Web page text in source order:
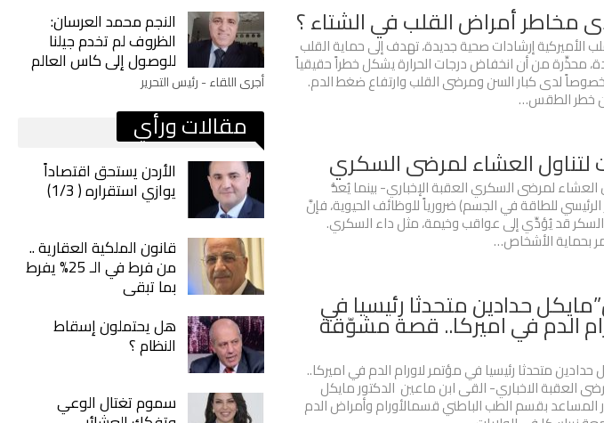
مخاطر أمراض القلب في الشتاء ؟
الأميركية إرشادات صحية جديدة، تهدف إلى حماية القلب
محذِّرة من أن انخفاض درجات الحرارة يشكل خطراً حقيقياً
لدى كبار السن ومرضى القلب وارتفاع ضغط الدم.
خطر الطقس…
العشاء لمرضى السكري
لمرضى السكري العقبة الإخباري- بينما يُعدُّ
للطاقة في الجسم) ضرورياً للوظائف الحيوية، فإنَّ
السكر قد يُؤدِّي إلى عواقب وخيمة، مثل داء السكري.
بحماية الأشخاص…
حدادين متحدثا رئيسيا في
الدم في اميركا.. قصة مشوّقة
متحدثا رئيسيا في مؤتمر لاورام الدم في اميركا..
الاخباري- القى ابن ماعين الدكتور مايكل
المساعد بقسم الطب الباطني قسمالأورام وأمراض الدم
النجم محمد العرسان:
الظروف لم تخدم جيلنا
للوصول إلى كاس العالم
أجرى اللقاء - رئيس التحرير
مقالات ورأي
الأردن يستحق اقتصاداً
يوازي استقراره ( 1/3)
قانون الملكية العقارية ..
من فرط في الـ 25% يفرط
بما تبقى
هل يحتملون إسقاط
النظام ؟
سموم تغتال الوعي